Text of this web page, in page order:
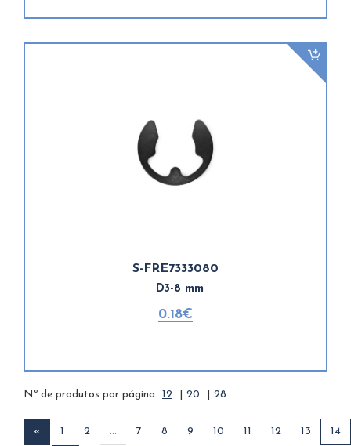
S-FRE7333080
D3-8 mm
0.18€
Nº de produtos por página 12 20 28
« 1 2 ... 7 8 9 10 11 12 13 14